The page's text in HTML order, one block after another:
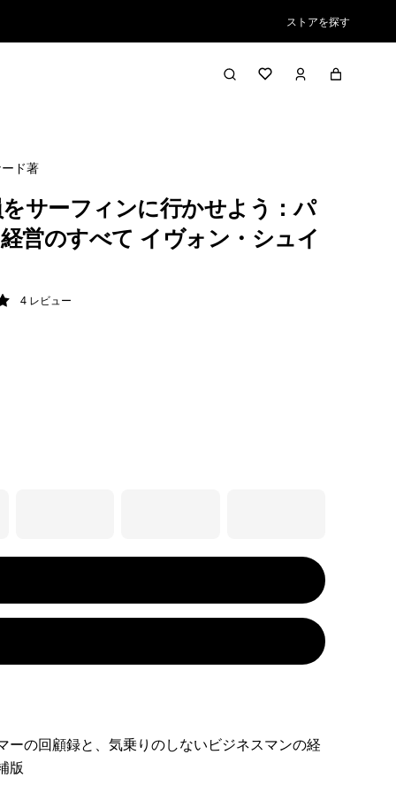
ストアを探す
ド著
サーフィンに行かせよう：パ
営のすべて イヴォン・シュイ
5 4 レビュー
ーの回顧録と、気乗りのしないビジネスマンの経
版